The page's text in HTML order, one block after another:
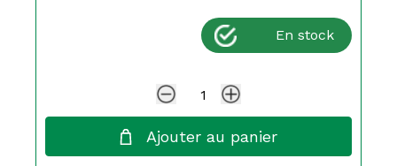
En stock
Ajouter au panier